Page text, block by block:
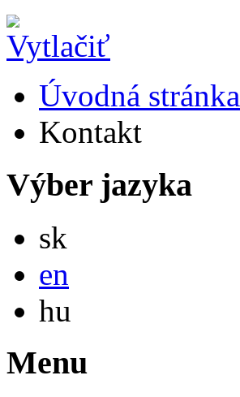
Úvodná stránka
Kontakt
Výber jazyka
sk
en
hu
Menu